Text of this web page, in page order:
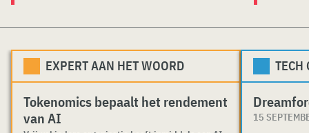
EXPERT AAN HET WOORD
Tokenomics bepaalt het rendement
van AI
TECH
15